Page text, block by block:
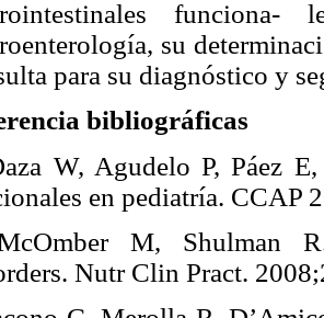
su
para su diagnóstico y
bibliográficas
W, Agudelo P, Páez
en pediatría. CCAP
M, Shulman
Nutr Clin Pract.